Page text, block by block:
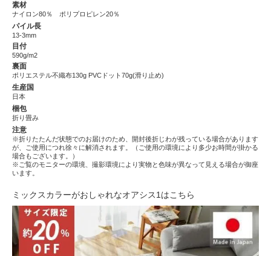
素材
ナイロン80％ ポリプロピレン20％
パイル長
13-3mm
目付
590g/m2
裏面
ポリエステル不織布130g PVCドット70g(滑り止め)
生産国
日本
梱包
折り畳み
注意
※折りたたんだ状態でのお届けのため、開封後折じわが残っている場合があります
が、ご使用につれ徐々に解消されます。（ご使用の環境により多少お時間が掛かる
場合もございます。）
※ご覧のモニターの環境、撮影環境により実物と色味が異なって見える場合が御座
います。
ミックスカラーがおしゃれなオアシス1はこちら